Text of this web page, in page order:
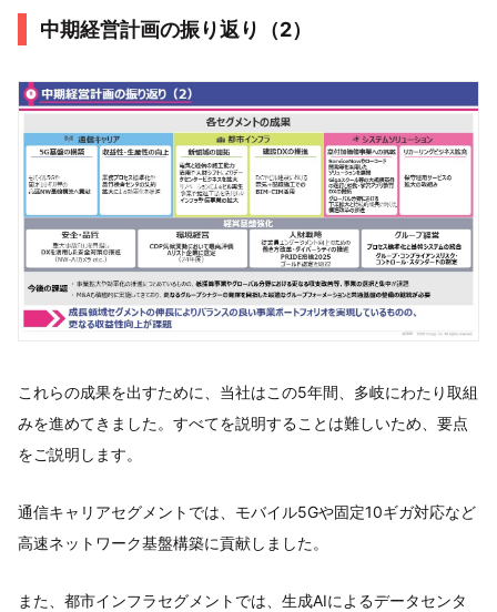
中期経営計画の振り返り（2）
これらの成果を出すために、当社はこの5年間、多岐にわたり取組
みを進めてきました。すべてを説明することは難しいため、要点
をご説明します。
通信キャリアセグメントでは、モバイル5Gや固定10ギガ対応など
高速ネットワーク基盤構築に貢献しました。
また、都市インフラセグメントでは、生成AIによるデータセンタ